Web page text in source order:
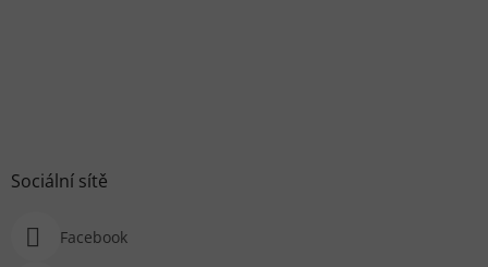
Sociální sítě
Facebook